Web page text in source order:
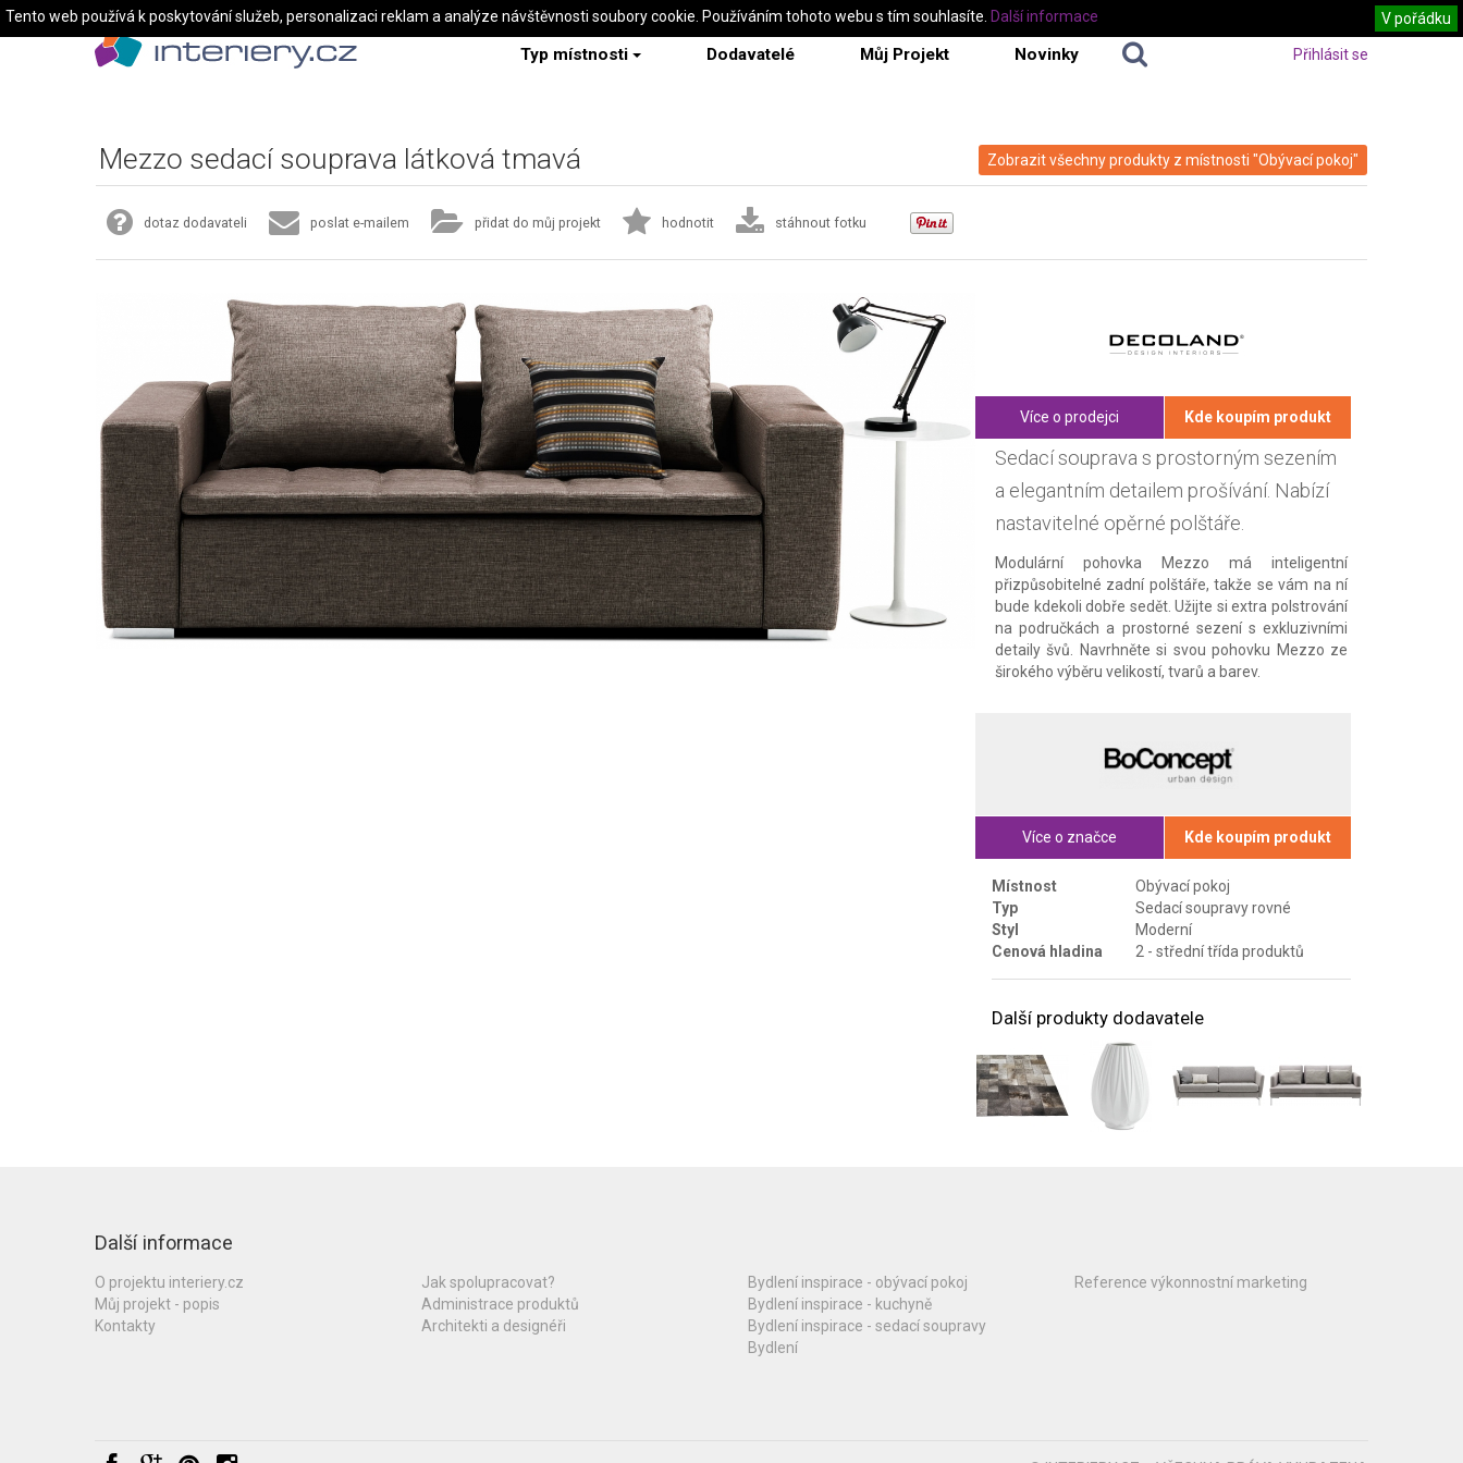
Typ místnosti Dodavatelé Můj Projekt Novinky Přihlásit se
Zobrazit všechny produkty z místnosti "Obývací pokoj"
Mezzo sedací souprava látková tmavá
dotaz dodavateli poslat e-mailem přidat do můj projekt hodnotit stáhnout fotku
Více o prodejci Kde koupím produkt
Sedací souprava s prostorným sezením
a elegantním detailem prošívání. Nabízí
nastavitelné opěrné polštáře.
Modulární pohovka Mezzo má inteligentní
přizpůsobitelné zadní polštáře, takže se vám na ní
bude kdekoli dobře sedět. Užijte si extra polstrování
na područkách a prostorné sezení s exkluzivními
detaily švů. Navrhněte si svou pohovku Mezzo ze
širokého výběru velikostí, tvarů a barev.
Více o značce Kde koupím produkt
Místnost
Obývací pokoj
Typ
Sedací soupravy rovné
Styl
Moderní
Cenová hladina
2 - střední třída produktů
Další produkty dodavatele
Další informace
O projektu interiery.cz
Můj projekt - popis
Kontakty
Jak spolupracovat?
Administrace produktů
Architekti a designéři
Bydlení inspirace - obývací pokoj
Bydlení inspirace - kuchyně
Bydlení inspirace - sedací soupravy
Bydlení
Reference výkonnostní marketing
Tento web používá k poskytování služeb, personalizaci reklam a analýze návštěvnosti soubory cookie. Používáním tohoto webu s tím souhlasíte. V pořádku
Další informace